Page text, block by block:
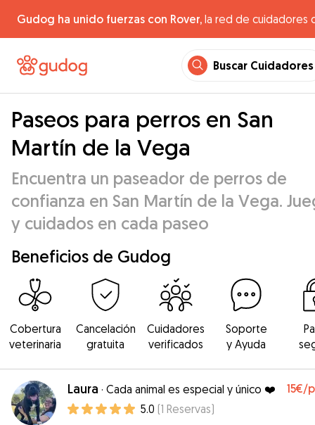
Gudog ha unido fuerzas con Rover, la red de cuidadores
Buscar Cuidadores
Paseos para perros en San
Martín de la Vega
Encuentra un paseador de perros de
confianza en San Martín de la Vega.
y cuidados en cada paseo
Beneficios de Gudog
Cobertura
veterinaria
Cancelación
gratuita
Cuidadores
verificados
Soporte
y Ayuda
Laura · Cada animal es especial y único ❤️ 15€/
5.0 (1 Reservas)